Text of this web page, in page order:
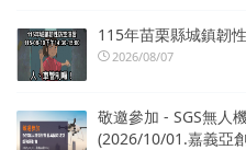
115年苗栗縣城鎮韌
2026/08/07
敬邀參加 - SGS無人
(2026/10/01.嘉義亞